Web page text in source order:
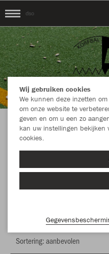
dso
Welkom in de
Wij gebruiken cookies
We kunnen deze inzetten
om onze website te
geven en om u een zo
kan uw instellingen bekijken
cookies.